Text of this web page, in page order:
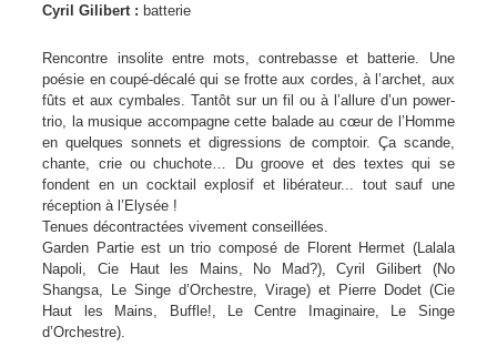
Cyril Gilibert : batterie
Rencontre insolite entre mots, contrebasse et batterie. Une
poésie en coupé-décalé qui se frotte aux cordes, à l’archet, aux
fûts et aux cymbales. Tantôt sur un fil ou à l’allure d’un power-
trio, la musique accompagne cette balade au cœur de l’Homme
en quelques sonnets et digressions de comptoir. Ça scande,
chante, crie ou chuchote… Du groove et des textes qui se
fondent en un cocktail explosif et libérateur... tout sauf une
réception à l’Elysée !
Tenues décontractées vivement conseillées.
Garden Partie est un trio composé de Florent Hermet (Lalala
Napoli, Cie Haut les Mains, No Mad?), Cyril Gilibert (No
Shangsa, Le Singe d’Orchestre, Virage) et Pierre Dodet (Cie
Haut les Mains, Buffle!, Le Centre Imaginaire, Le Singe
d’Orchestre).